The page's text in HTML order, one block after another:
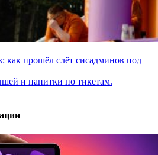
как прошёл слёт сисадминов под
и напитки по тикетам.